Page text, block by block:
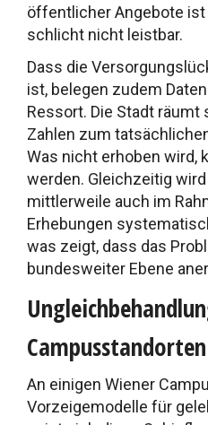
öffentlicher Angebote ist
schlicht nicht leistbar.
Dass die
ist, belegen zudem
Ressort. Die Stadt räumt
Zahlen zum
Was nicht erhoben wird,
werden. Gleichzeitig
mittlerweile auch im
Erhebungen
was zeigt, dass das
bundesweiter Ebene
Campusstandorten
An einigen Wiener
Vorzeigemodelle für